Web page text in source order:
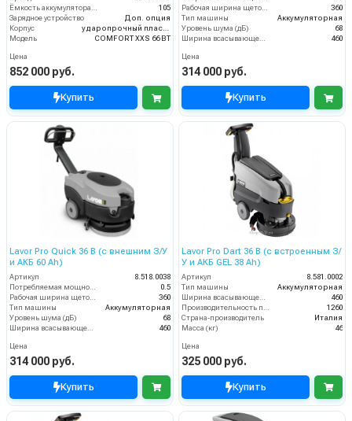
Ёмкость аккумулятора (Ач)
105
Зарядное устройство
Доп. опция
Корпус
ударопрочный пластик
Модель
COMFORT XXS 66 BT
Цена
852 000 руб.
Купить
Рабочая ширина щеток (мм)
360
Тип машины
Аккумуляторная
Уровень шума (дБ)
68
Ширина всасывающей балки (мм)
460
Цена
314 000 руб.
Купить
Lavor Pro Quick 36 B (с внешним З/У
и АКБ 60 Ah)
Артикул
8.518.0038
0.5
360
Тип машины
Аккумуляторная
Уровень шума (дБ)
68
460
Цена
314 000 руб.
Купить
Lavor Pro Dart 36 B (с встроенным З/
У и АКБ GEL 38 Ah)
Артикул
8.581.0002
Тип машины
Аккумуляторная
460
1260
Страна-производитель
Италия
Масса (кг)
46
Цена
325 000 руб.
Купить